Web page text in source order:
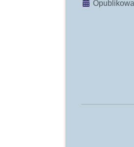
Szczegóły